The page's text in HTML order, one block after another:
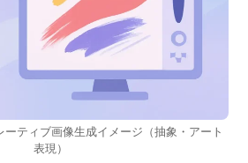
ティブ画像生成イメージ（抽象・アート
表現）